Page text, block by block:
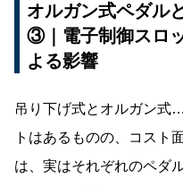
オルガン式ペダル
③｜電子制御スロ
よる影響
吊り下げ式とオルガン式
トはあるものの、コスト
は、実はそれぞれのペダ